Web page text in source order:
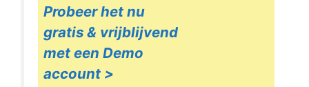
Probeer het nu
gratis & vrijblijvend
met een Demo
account >